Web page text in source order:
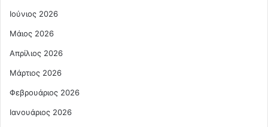
Ιούνιος 2026
Μάιος 2026
Απρίλιος 2026
Μάρτιος 2026
Φεβρουάριος 2026
Ιανουάριος 2026